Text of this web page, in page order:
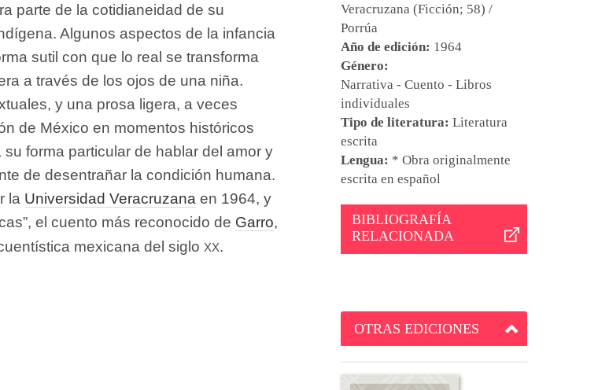
Veracruzana (Ficción; 58) /
Porrúa
Año de edición: 1964
Género:
Narrativa - Cuento - Libros
individuales
Tipo de literatura: Literatura
escrita
Lengua: * Obra originalmente
escrita en español
BIBLIOGRAFÍA
RELACIONADA
OTRAS EDICIONES
parte de la cotidianeidad de su
Algunos aspectos de la infancia
sutil con que lo real se transforma
a través de los ojos de una niña.
y una prosa ligera, a veces
de México en momentos históricos
forma particular de hablar del amor y
de desentrañar la condición humana.
la Universidad Veracruzana en 1964, y
el cuento más reconocido de Garro,
mexicana del siglo xx.